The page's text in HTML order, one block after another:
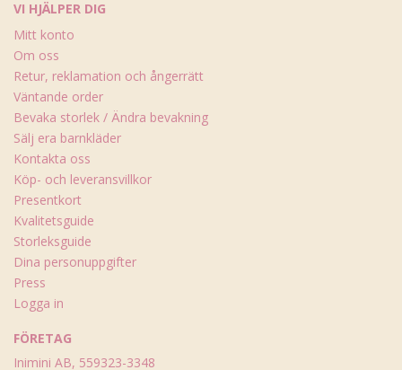
VI HJÄLPER DIG
Mitt konto
Om oss
Retur, reklamation och ångerrätt
Väntande order
Bevaka storlek / Ändra bevakning
Sälj era barnkläder
Kontakta oss
Köp- och leveransvillkor
Presentkort
Kvalitetsguide
Storleksguide
Dina personuppgifter
Press
Logga in
FÖRETAG
Inimini AB, 559323-3348